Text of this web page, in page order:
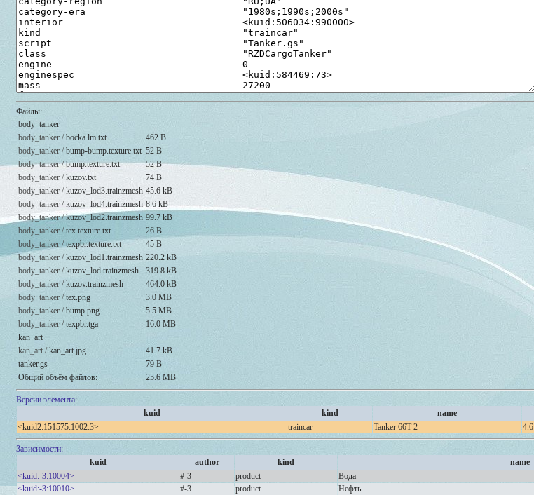
Файлы:
body_tanker
body_tanker /bocka.lm.txt
462 B
body_tanker /bump-bump.texture.txt 52 B
body_tanker /bump.texture.txt
52 B
body_tanker /kuzov.txt
74 B
body_tanker /kuzov_lod3.trainzmesh 45.6 kB
body_tanker /kuzov_lod4.trainzmesh 8.6 kB
body_tanker /kuzov_lod2.trainzmesh 99.7 kB
body_tanker /tex.texture.txt
26 B
body_tanker /texpbr.texture.txt
45 B
body_tanker /kuzov_lod1.trainzmesh 220.2 kB
body_tanker /kuzov_lod.trainzmesh
319.8 kB
body_tanker /kuzov.trainzmesh
464.0 kB
body_tanker /tex.png
3.0 MB
body_tanker /bump.png
5.5 MB
body_tanker /texpbr.tga
16.0 MB
kan_art
kan_art /kan_art.jpg
41.7 kB
tanker.gs
79 B
Общий объём файлов:
25.6 MB
Версии элемента:
kuid
kind name
<kuid2:151575:1002:3>
traincar Tanker 66T-2 4.6
Зависимости:
kuid
author kind name
<kuid:-3:10004>
#-3 product Вода
<kuid:-3:10010>
#-3 product Нефть